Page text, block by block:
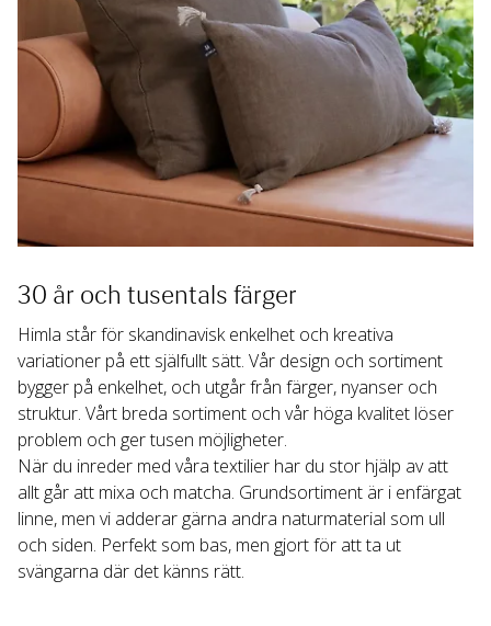
30 år och tusentals färger
Himla står för skandinavisk enkelhet och kreativa
variationer på ett själfullt sätt. Vår design och sortiment
bygger på enkelhet, och utgår från färger, nyanser och
struktur. Vårt breda sortiment och vår höga kvalitet löser
problem och ger tusen möjligheter.
När du inreder med våra textilier har du stor hjälp av att
allt går att mixa och matcha. Grundsortiment är i enfärgat
linne, men vi adderar gärna andra naturmaterial som ull
och siden. Perfekt som bas, men gjort för att ta ut
svängarna där det känns rätt.